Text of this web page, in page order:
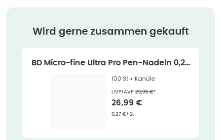
Wird gerne zusammen gekauft
BD Micro-fine Ultra Pro Pen-Nadeln 0,23
x 100 St
100 St • Kanüle
UVP/AVPEhemaliger Preis (U V P)
29,95 €*
Verkaufspreis
26,99 €
Grundpreis
0,27 €/St